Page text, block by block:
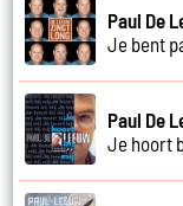
Paul De
Je bent
Paul De
Je hoort